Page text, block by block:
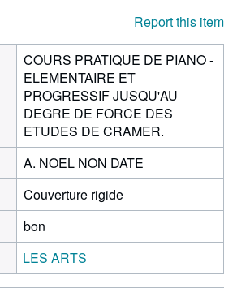
Report this item
COURS PRATIQUE DE PIANO -
ELEMENTAIRE ET
PROGRESSIF JUSQU'AU
DEGRE DE FORCE DES
ETUDES DE CRAMER.
A. NOEL NON DATE
Couverture rigide
bon
LES ARTS